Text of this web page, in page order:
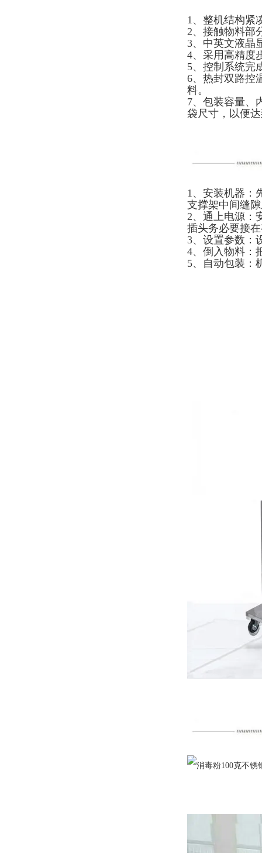
1、整机结构紧
2、接触物料部
3、中英文液晶
4、采用高精度
5、控制系统完
6、热封双路控
料。
7、包装容量、
袋尺寸，以便
1、安装机器：
支撑架中间缝
2、通上电源：
插头务必要接
3、设置参数：
4、倒入物料：
5、自动包装：